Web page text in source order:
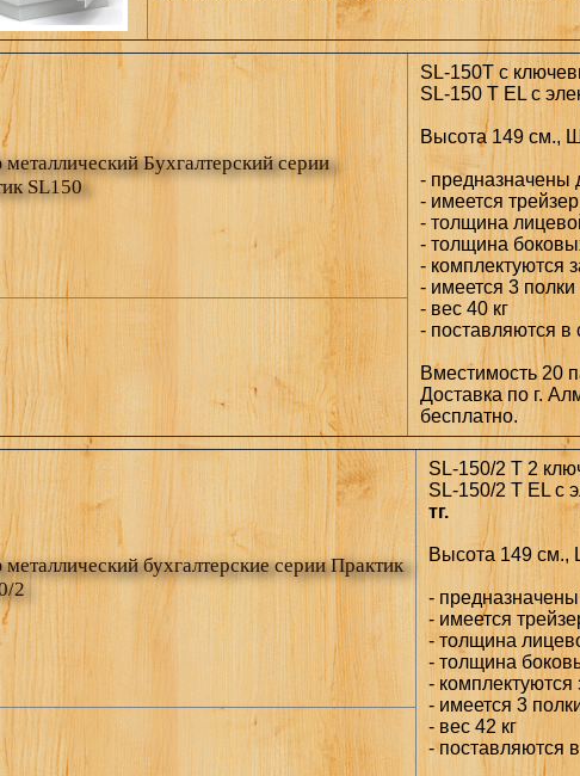
Бухгалтерский серии
SL150
SL-150T с
SL-150 T EL с
Высота 149 см.,
- предназначены
- имеется
- толщина
- толщина
- комплектуются
- имеется 3 полки
- вес 40 кг
- поставляются
Вместимость 20
Доставка по г.
бесплатно.
бухгалтерские серии Практик
2
SL-150/2 T 2
SL-150/2 T EL с
тг.
Высота 149 см.,
-
- имеется
- толщина
- толщина
-
- имеется 3
- вес 42 кг
- поставляются